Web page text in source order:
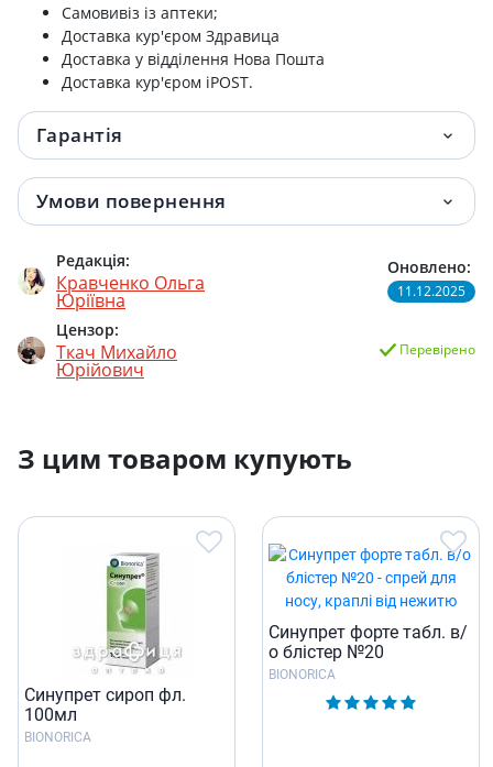
Самовивіз із аптеки;
Доставка кур'єром Здравица
Доставка у відділення Нова Пошта
Доставка кур'єром iPOST.
Гарантія
Умови повернення
Редакція:
Кравченко Ольга
Юріївна
Цензор:
Ткач Михайло
Юрійович
Оновлено:
11.12.2025
Перевірено
З цим товаром купують
Синупрет сироп фл.
100мл
BIONORICA
Синупрет форте табл. в/
о блiстер №20
BIONORICA